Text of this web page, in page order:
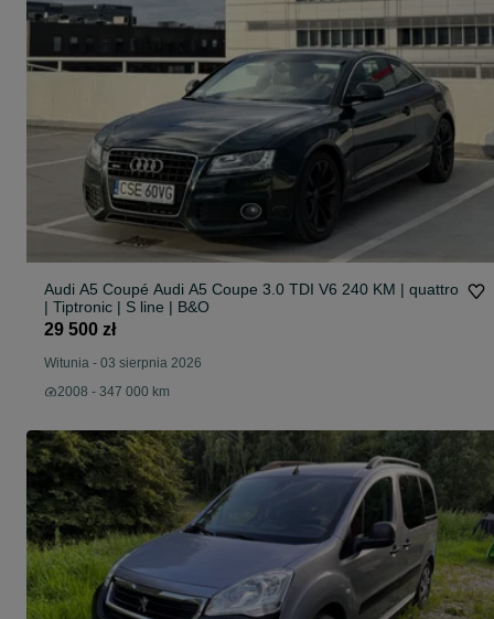
Audi A5 Coupé Audi A5 Coupe 3.0 TDI V6 240 KM | quattro
| Tiptronic | S line | B&O
29 500 zł
Witunia - 03 sierpnia 2026
2008 - 347 000 km